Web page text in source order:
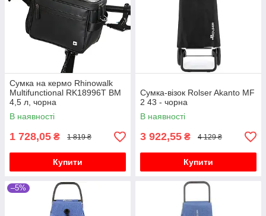
Сумка на кермо Rhinowalk
Multifunctional RK18996T BM
4,5 л, чорна
В наявності
1 728,05 ₴ 1 819 ₴
Купити
Сумка-візок Rolser Akanto MF
2 43 - чорна
В наявності
3 922,55 ₴ 4 129 ₴
Купити
–5%